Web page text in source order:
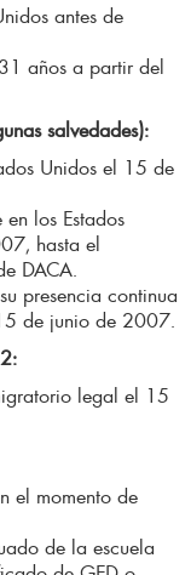
antes de
años a partir del
salvedades):
Unidos el 15 de
los Estados
hasta el
DACA.
presencia continua
de junio de 2007.
legal el 15
el momento de
de la escuela